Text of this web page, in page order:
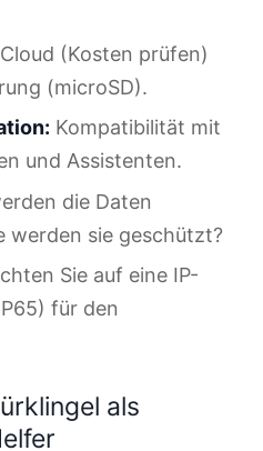
Cloud (Kosten prüfen)
(microSD).
Kompatibilität mit
und Assistenten.
die Daten
werden sie geschützt?
Sie auf eine IP-
für den
als